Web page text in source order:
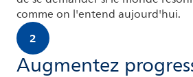
comme on l'entend aujourd'hui.
2
Augmentez